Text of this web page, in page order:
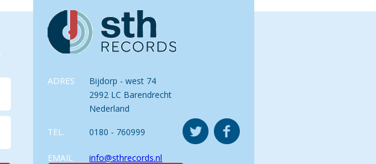
ADRES
Bijdorp - west 74
2992 LC Barendrecht
Nederland
TEL. 0180 - 760999
EMAIL info@sthrecords.nl